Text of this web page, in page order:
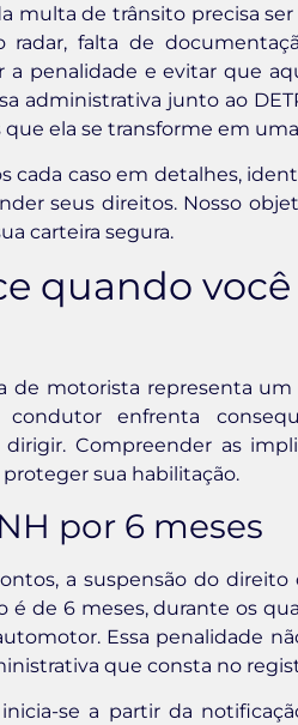
multa de trânsito precisa ser
radar, falta de
a penalidade e evitar que
administrativa junto ao
ela se transforme em
cada caso em detalhes,
seus direitos. Nosso
carteira segura.
quando
de motorista representa
enfrenta
Compreender as
sua habilitação.
por 6 meses
a suspensão do
é de 6 meses, durante os
Essa penalidade
que consta no
se a partir da